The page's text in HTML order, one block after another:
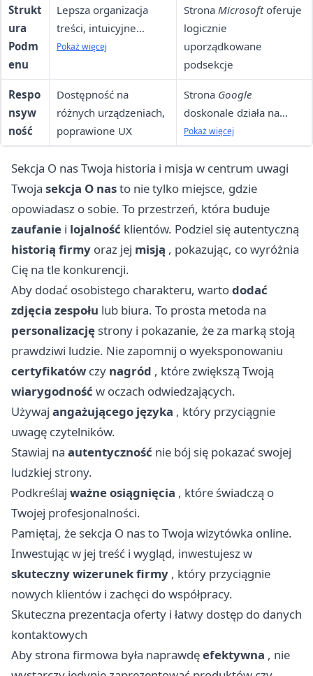
Strukt
ura
Podm
enu
Lepsza organizacja
treści, intuicyjne
przejścia między
Pokaż więcej
Strona Microsoftoferuje
logicznie
uporządkowane
podsekcje
Respo
nsyw
ność
Dostępność na
różnych urządzeniach,
poprawione UX
Strona Google
doskonale działa na
komputerach i
urządzeniach mobilnych
Pokaż więcej
Sekcja O nas Twoja historia i misja w centrum uwagi
Twoja sekcja O nasto nie tylko miejsce, gdzie
opowiadasz o sobie. To przestrzeń, która buduje
zaufanie i lojalność klientów. Podziel się autentyczną
historią firmy oraz jej misją , pokazując, co wyróżnia
Cię na tle konkurencji.
Aby dodać osobistego charakteru, wartododać
zdjęcia zespołu lub biura. To prosta metoda na
personalizację strony i pokazanie, że za marką stoją
prawdziwi ludzie. Nie zapomnij o wyeksponowaniu
certyfikatów czy nagród , które zwiększą Twoją
wiarygodność w oczach odwiedzających.
Używaj angażującego języka , który przyciągnie
uwagę czytelników.
Stawiaj na autentyczność nie bój się pokazać swojej
ludzkiej strony.
Podkreślaj ważne osiągnięcia , które świadczą o
Twojej profesjonalności.
Pamiętaj, że sekcja O nas to Twoja wizytówka online.
Inwestując w jej treść i wygląd, inwestujesz w
skuteczny wizerunek firmy , który przyciągnie
nowych klientów i zachęci do współpracy.
Skuteczna prezentacja oferty i łatwy dostęp do danych
kontaktowych
Aby strona firmowa była naprawdęefektywna , nie